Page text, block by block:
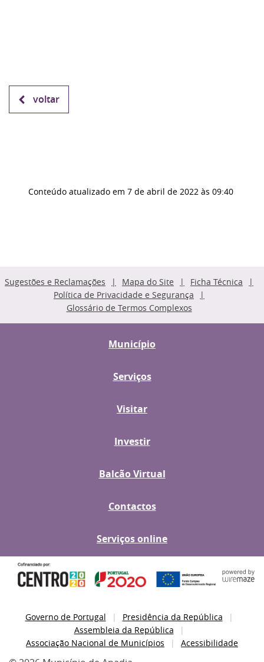
voltar
Conteúdo atualizado em 7 de abril de 2022 às 09:40
Sugestões e Reclamações Mapa do Site
Ficha Técnica
Política de Privacidade e Segurança
Glossário de Termos Complexos
Município
Serviços
Visitar
Investir
Balcão Virtual
Contactos
Serviços online
Governo de Portugal
Presidência da República
Assembleia da República
Associação Nacional de Municípios
Acessibilidade